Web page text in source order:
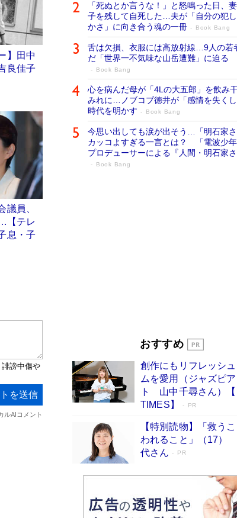
】田中
良佳子
議員、
【テレ
息・子
「死ぬとか言うな！」と怒鳴った日、
子を残して自死した…夫が「自分の犯
かさ」に向き合う魂の一冊
Book Bang
舌は欠損、衣服には高放射線…9人の若
だ「世界一不気味な山岳遭難」に迫る
Book Bang
心を病んだ母が「4Lの大五郎」を飲み
みれに…ノブコブ徳井が「感情を失く
時代を明かす
Book Bang
今思い出しても涙が出そう…「明石家
カッコよすぎる一言とは？ 「電波少
プロデューサーによる『人間・明石家
Book Bang
版には「宇宙で描かれたマンガ」も収録
友近氏、絶賛！ 鎌倉を舞台に、孤独を
人々が新たな一歩を踏み出す連作短篇集
とりのプラネット』試し読み
Book Bang
おすすめ
創作にもリフレッシ
ムを愛用（ジャズピ
ト 山中千尋さん）
TIMES】
PR
【特別読物】「救う
われること」（17）
代さん
PR